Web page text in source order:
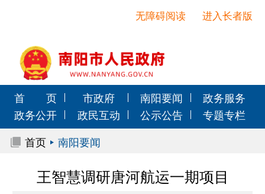
进入长者版
无障碍阅读
首 页 市政府 南阳要闻
政务服务
政务公开
政民互动 公示公告
专题专栏
首页
南阳要闻
王智慧调研唐河航运一期项目